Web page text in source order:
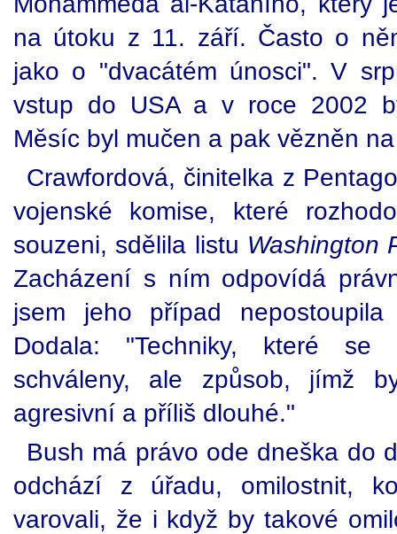
na útoku z 11. září. Často o
jako o "dvacátém únosci". V
vstup do USA a v roce 2002
Měsíc byl mučen a pak vězněn
Crawfordová, činitelka z
vojenské komise, které
souzeni, sdělila listu Washington
Zacházení s ním odpovídá
jsem jeho případ
Dodala: "Techniky, které se
schváleny, ale způsob, jímž
agresivní a příliš dlouhé."
Bush má právo ode dneška do
odchází z úřadu, omilostnit,
varovali, že i když by takové